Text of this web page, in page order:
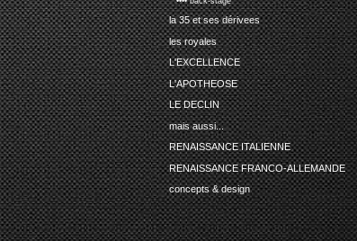
la 35 et ses dérivees
les royales
L'EXCELLENCE
L'APOTHEOSE
LE DECLIN
mais aussi...
RENAISSANCE ITALIENNE
RENAISSANCE FRANCO-ALLEMANDE
concepts & design